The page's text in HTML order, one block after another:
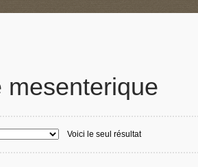
mesenterique
Voici le seul résultat